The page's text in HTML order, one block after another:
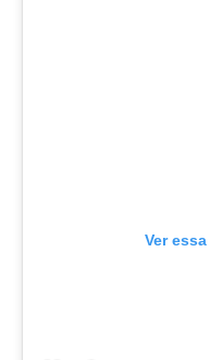
Ver